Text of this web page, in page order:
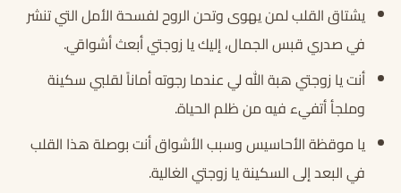
يشتاق القلب لمن يهوى وتحن الروح لفسحة الأمل التي تنشر
في صدري قبس الجمال، إليك يا زوجتي أبعث أشواقي.
أنت يا زوجتي هبة الله لي عندما رجوته أماناً لقلبي سكينة
وملجأ أتفيء فيه من ظلم الحياة.
يا موقظة الأحاسيس وسبب الأشواق أنت بوصلة هذا القلب
في البعد إلى السكينة يا زوجتي الغالية.